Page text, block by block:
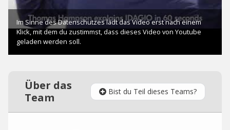
Über das
Team
Bist du Teil dieses Teams?